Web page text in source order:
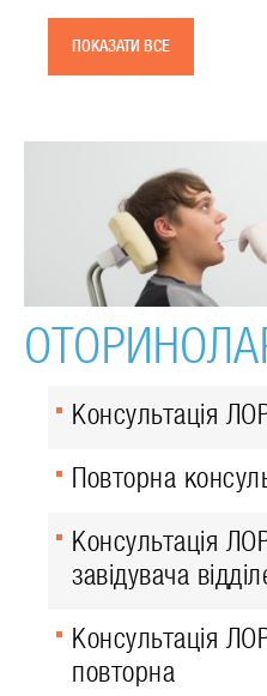
ПОКАЗАТИ ВСЕ
Консультація
Повторна
Консультація
завідувача
Консультація
повторна